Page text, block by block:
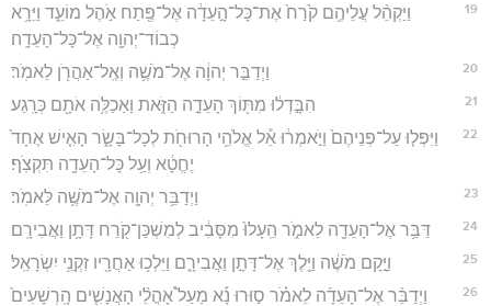
19
וַיַּקְהֵ֨ל עֲלֵיהֶ֥ם קֹ֙רַח֙ אֶת־כָּל־הָ֣עֵדָ֔ה אֶל־פֶּ֖תַח אֹ֣הֶל מוֹעֵ֑ד וַיֵּרָ֥א
כְבוֹד־יְהוָ֖ה אֶל־כָּל־הָעֵדָֽה׃
20 וַיְדַבֵּ֣ר יְהוָ֔ה אֶל־מֹשֶׁ֥ה וְאֶֽל־אַהֲרֹ֖ן לֵאמֹֽר׃
21 הִבָּ֣דְל֔וּ מִתּ֖וֹךְ הָעֵדָ֣ה הַזֹּ֑את וַאַכַלֶּ֥ה אֹתָ֖ם כְּרָֽגַע׃
22
וַיִּפְּל֤וּ עַל־פְּנֵיהֶם֙ וַיֹּ֣אמְר֔וּ אֵ֕ל אֱלֹהֵ֥י הָרוּחֹ֖ת לְכָל־בָּשָׂ֑ר הָאִ֤ישׁ אֶחָד֙
יֶחֱטָ֔א וְעַ֥ל כָּל־הָעֵדָ֖ה תִּקְצֹֽף׃
23 וַיְדַבֵּ֥ר יְהוָ֖ה אֶל־מֹשֶׁ֥ה לֵּאמֹֽר׃
24 דַּבֵּ֥ר אֶל־הָעֵדָ֖ה לֵאמֹ֑ר הֵֽעָלוּ֙ מִסָּבִ֔יב לְמִשְׁכַּן־קֹ֖רַח דָּתָ֥ן וַאֲבִירָֽם׃
25 וַיָּ֣קָם מֹשֶׁ֔ה וַיֵּ֖לֶךְ אֶל־דָּתָ֣ן וַאֲבִירָ֑ם וַיֵּלְכ֥וּ אַחֲרָ֖יו זִקְנֵ֥י יִשְׂרָאֵֽל׃
26
וַיְדַבֵּ֨ר אֶל־הָעֵדָ֜ה לֵאמֹ֗ר ס֣וּרוּ נָ֡א מֵעַל֩ אָהֳלֵ֨י הָאֲנָשִׁ֤ים הָֽרְשָׁעִים֙